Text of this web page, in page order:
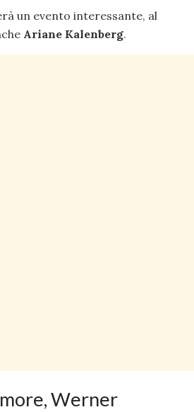
un evento interessante, al
Ariane Kalenberg.
Werner